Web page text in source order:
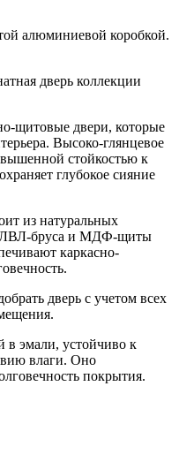
алюминиевой коробкой.
дверь коллекции
щитовые двери, которые
Высоко-глянцевое
стойкостью к
глубокое сияние
из натуральных
ЛВЛ-бруса и МДФ-щиты
каркасно-
дверь с учетом всех
в эмали, устойчиво к
влаги. Оно
покрытия.